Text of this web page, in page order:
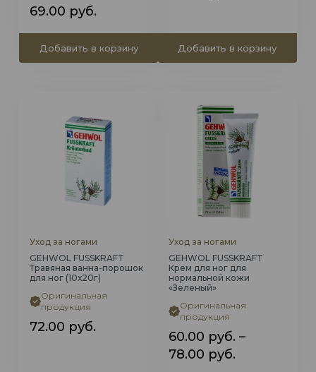
69.00 руб.
Добавить в корзину Добавить в корзину
Уход за ногами
GEHWOL FUSSKRAFT
Травяная ванна-порошок
для ног (10х20г)
Оригинальная
продукция
72.00 руб.
Уход за ногами
GEHWOL FUSSKRAFT
Крем для ног для
нормальной кожи
«Зеленый»
Оригинальная
продукция
60.00 руб. –
78.00 руб.